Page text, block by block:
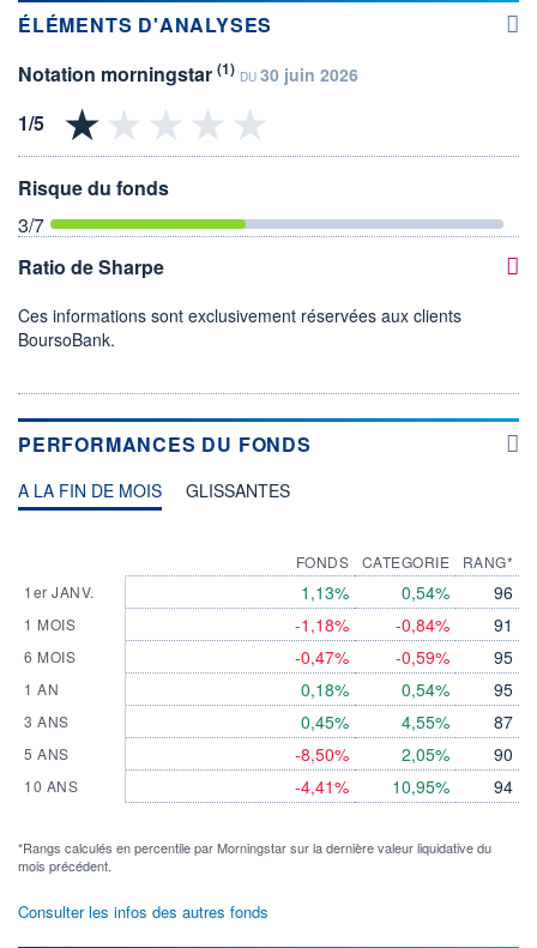
ÉLÉMENTS D'ANALYSES
Notation morningstar (1) DU 30 juin 2026
Risque du fonds
3/7
Ratio de Sharpe
Ces informations sont exclusivement réservées aux clients
BoursoBank.
PERFORMANCES DU FONDS
A LA FIN DE MOIS GLISSANTES
1er JANV.
1 MOIS
6 MOIS
1 AN
3 ANS
5 ANS
10 ANS
FONDS
1,13%
-1,18%
-0,47%
0,18%
0,45%
-8,50%
-4,41%
CATEGORIE
0,54%
-0,84%
-0,59%
0,54%
4,55%
2,05%
10,95%
RANG*
96
91
95
95
87
90
94
*Rangs calculés en percentile par Morningstar sur la dernière valeur liquidative du
mois précédent.
Consulter les infos des autres fonds